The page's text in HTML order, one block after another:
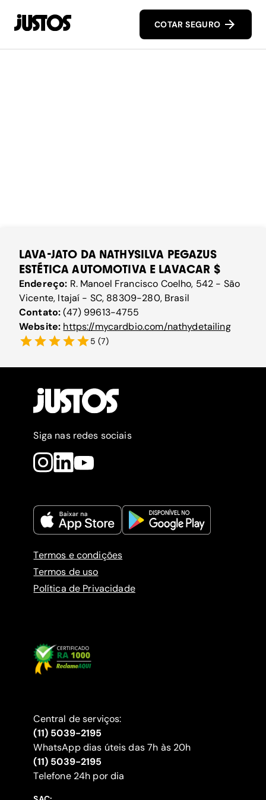
COTAR SEGURO
LAVA-JATO DA NATHYSILVA PEGAZUS
ESTÉTICA AUTOMOTIVA E LAVACAR $
Endereço: R. Manoel Francisco Coelho, 542 - São
Vicente, Itajaí - SC, 88309-280, Brasil
Contato:(47) 99613-4755
Website: https://mycardbio.com/nathydetailing
5 (7)
Siga nas redes sociais
Termos e condições
Termos de uso
Política de Privacidade
Central de serviços:
(11) 5039-2195
WhatsApp dias úteis das 7h às 20h
(11) 5039-2195
‍Telefone 24h por dia